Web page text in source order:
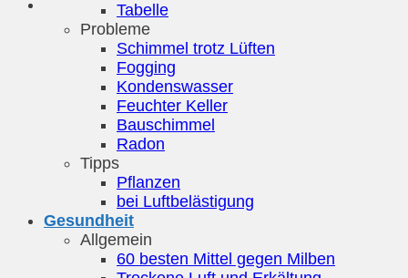
Tabelle
Probleme
Schimmel trotz Lüften
Fogging
Kondenswasser
Feuchter Keller
Bauschimmel
Radon
Tipps
Pflanzen
bei Luftbelästigung
Gesundheit
Allgemein
60 besten Mittel gegen Milben